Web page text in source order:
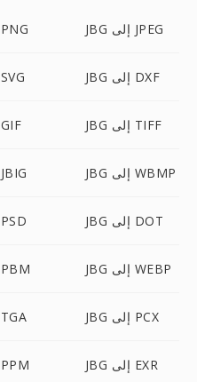
JBG إلى PNG JBG إلى JPEG
JBG إلى SVG JBG إلى DXF
JBG إلى GIF JBG إلى TIFF
JBG إلى JBIG JBG إلى WBMP
JBG إلى PSD JBG إلى DOT
JBG إلى PBM JBG إلى WEBP
JBG إلى TGA JBG إلى PCX
JBG إلى PPM JBG إلى EXR